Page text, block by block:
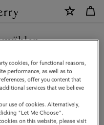
für Österreich, aber wir
sind: Vereinigte Staaten.
cookies, for functional reasons,
performance, as well as to
offer you content that
services that we believe
use of cookies. Alternatively,
"Let Me Choose".
on this website, please visit